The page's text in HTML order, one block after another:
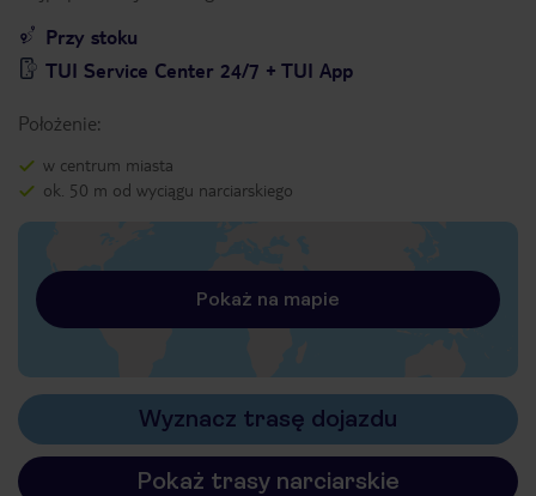
Przy stoku
TUI Service Center 24/7 + TUI App
Położenie:
w centrum miasta
ok. 50 m od wyciągu narciarskiego
Pokaż na mapie
Wyznacz trasę dojazdu
Pokaż trasy narciarskie